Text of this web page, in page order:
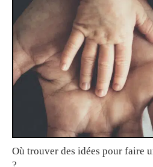
Où trouver des idées pour faire